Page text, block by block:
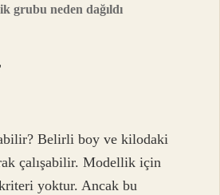
grubu neden dağıldı
Belirli boy ve kilodaki
çalışabilir. Modellik için
yoktur. Ancak bu